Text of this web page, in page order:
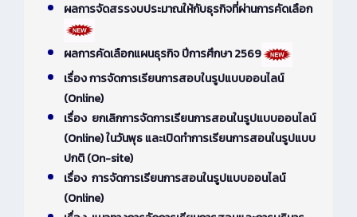
ผลการจัดสรรงบประมาณให้กับธุรกิจที่ผ่านการคัดเลือก
ผลการคัดเลือกแผนธุรกิจ ปีการศึกษา 2569
เรื่อง การจัดการเรียนการสอบในรูปแบบออนไลน์
(Online)
เรื่อง ยกเลิกการจัดการเรียนการสอนในรูปแบบออนไลน์
(Online) ในวันพุธ และเปิดทำการเรียนการสอนในรูปแบบ
ปกติ (On-site)
เรื่อง การจัดการเรียนการสอนในรูปแบบออนไลน์
(Online)